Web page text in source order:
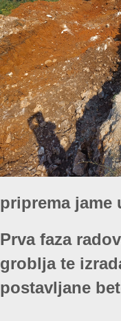
priprema jame
Prva faza
groblja te
postavljane